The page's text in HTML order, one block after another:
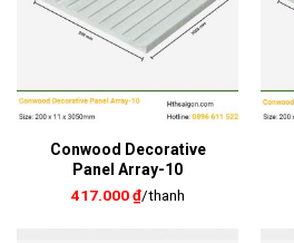
Conwood Decorative
Panel Array-10
417.000₫/thanh